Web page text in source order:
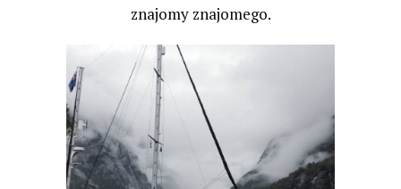
znajomy znajomego.